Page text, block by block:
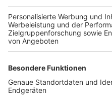
TOP-PARTNER